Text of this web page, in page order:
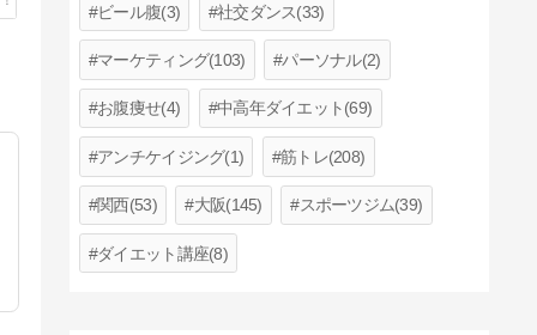
ビール腹(3) 社交ダンス(33)
マーケティング(103) パーソナル(2)
お腹痩せ(4) 中高年ダイエット(69)
アンチケイジング(1) 筋トレ(208)
関西(53) 大阪(145) スポーツジム(39)
ダイエット講座(8)